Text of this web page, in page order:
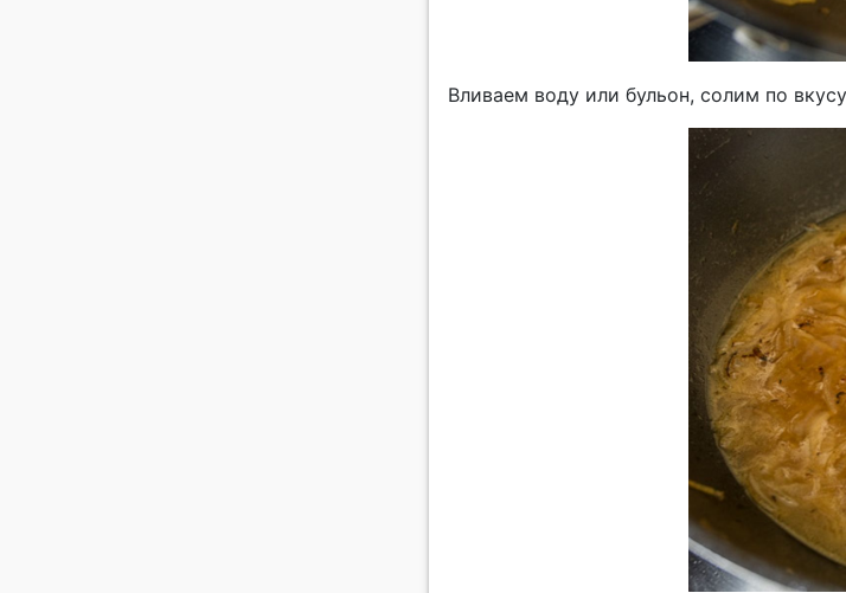
Вливаем воду или бульон, солим по